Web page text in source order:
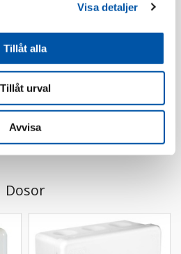
Visa detaljer
Tillåt alla
Tillåt urval
Avvisa
Norwesco
Norwesco rotutt
häll/ugn 230/400V
Dosor